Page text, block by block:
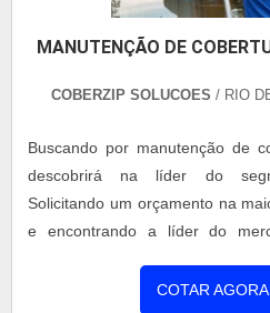
MANUTENÇÃO DE
COBERZIP SOLUCOES / RIO
Buscando por manutenção de
descobrirá na líder do
Solicitando um orçamento na
e encontrando a líder do
METÁLICASe alguém quer
COTAR AGORA